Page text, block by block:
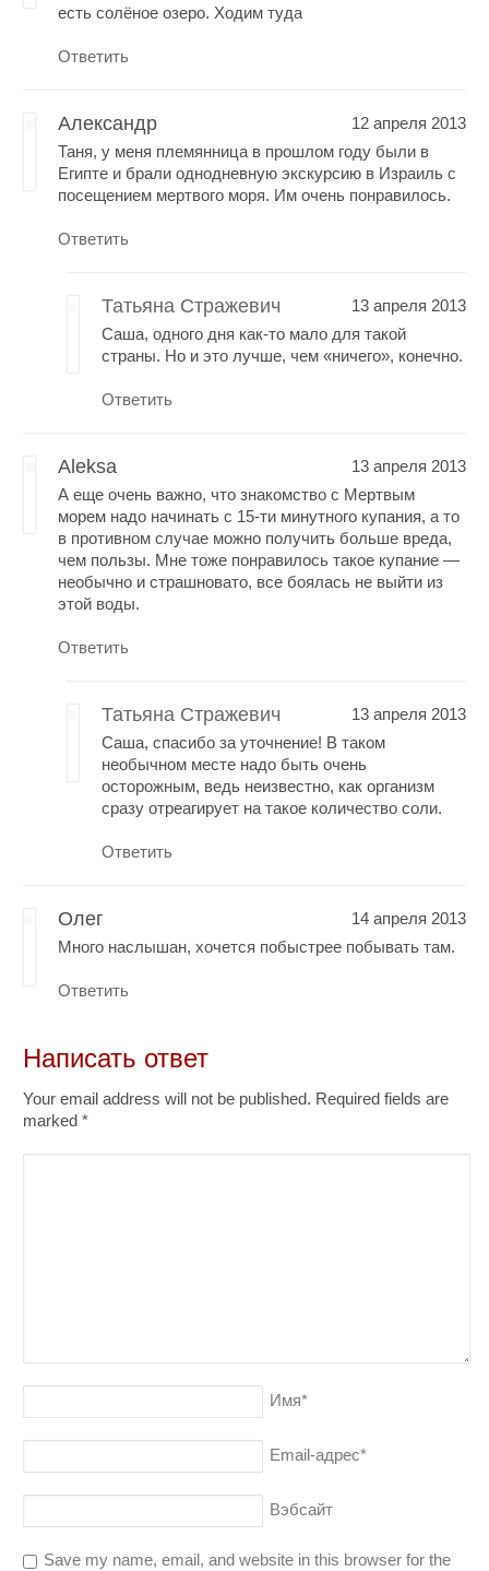
есть солёное озеро. Ходим туда
Ответить
Александр
12 апреля 2013
Таня, у меня племянница в прошлом году были в
Египте и брали однодневную экскурсию в Израиль с
посещением мертвого моря. Им очень понравилось.
Ответить
Татьяна Стражевич
13 апреля 2013
Саша, одного дня как-то мало для такой
страны. Но и это лучше, чем «ничего», конечно.
Ответить
Aleksa
13 апреля 2013
А еще очень важно, что знакомство с Мертвым
морем надо начинать с 15-ти минутного купания, а то
в противном случае можно получить больше вреда,
чем пользы. Мне тоже понравилось такое купание —
необычно и страшновато, все боялась не выйти из
этой воды.
Ответить
Татьяна Стражевич
13 апреля 2013
Саша, спасибо за уточнение! В таком
необычном месте надо быть очень
осторожным, ведь неизвестно, как организм
сразу отреагирует на такое количество соли.
Ответить
Олег
14 апреля 2013
Много наслышан, хочется побыстрее побывать там.
Ответить
Написать ответ
Your email address will not be published. Required fields are
marked*
Имя*
Email-адрес*
Вэбсайт
Save my name, email, and website in this browser for the